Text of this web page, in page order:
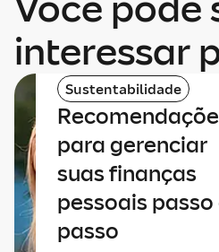
interessar
Sustentabilidade
para gerenciar
suas finanças
pessoais passo
passo